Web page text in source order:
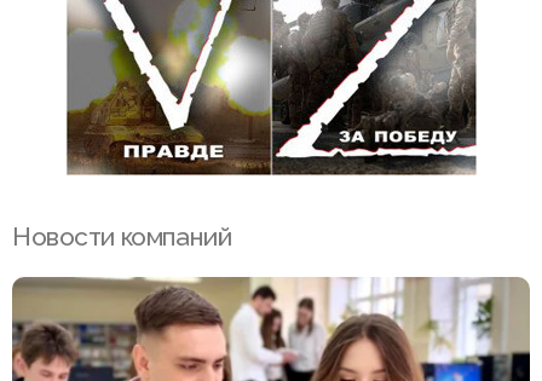
Новости компаний